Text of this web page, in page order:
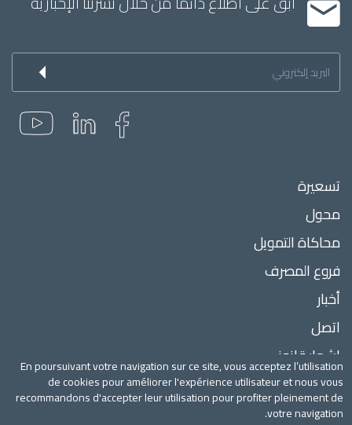
Inscription
la
Menu
de
page
تسعيرة
محول
محاكاة التمويل
فروع المصرف
أخبار
اتصل
إشعار قانوني
أسعار الصرف
En poursuivant votre navigation sur ce site, vous acceptez l’utilisation
de cookies pour améliorer l'expérience utilisateur et nous vous
recommandons d'accepter leur utilisation pour profiter pleinement de
votre navigation.